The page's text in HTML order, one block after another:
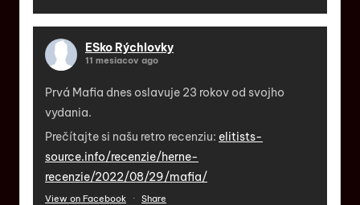
ESko Rýchlovky
11 mesiacov ago
Prvá Mafia dnes oslavuje 23 rokov od svojho
vydania.
Prečítajte si našu retro recenziu: elitists-
source.info/recenzie/herne-
recenzie/2022/08/29/mafia/
View on Facebook · Share